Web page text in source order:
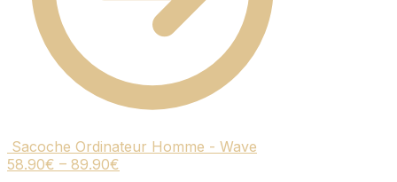
Sacoche Ordinateur Homme - Wave
58.90€ – 89.90€